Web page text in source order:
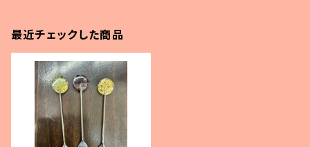
最近チェックした商品